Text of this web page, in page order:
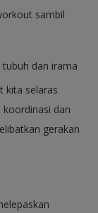
sambil
dan irama
kita selaras
dan
gerakan